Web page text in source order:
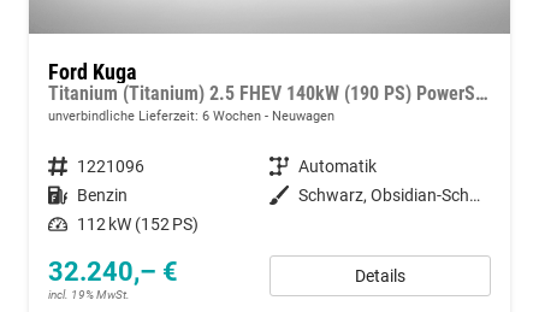
Ford Kuga
Titanium (Titanium) 2.5 FHEV 140kW (190 PS) PowerShift ECVT
unverbindliche Lieferzeit: 6 Wochen Neuwagen
Fahrzeugnummer 1221096 Getriebe Automatik
Kraftstoff Benzin Außenfarbe
Schwarz, Obsidian-Schwarz Metallic (PN4GM0)
Leistung 112 kW (152 PS)
32.240,– €
incl. 19% MwSt.
Details